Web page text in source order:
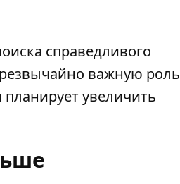
справедливого
важную роль
увеличить